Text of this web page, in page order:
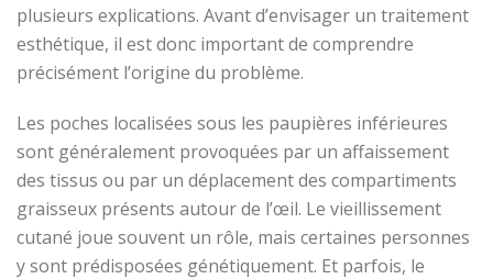
plusieurs explications. Avant d’envisager un traitement
esthétique, il est donc important de comprendre
précisément l’origine du problème.
Les poches localisées sous les paupières inférieures
sont généralement provoquées par un affaissement
des tissus ou par un déplacement des compartiments
graisseux présents autour de l’œil. Le vieillissement
cutané joue souvent un rôle, mais certaines personnes
y sont prédisposées génétiquement. Et parfois, le